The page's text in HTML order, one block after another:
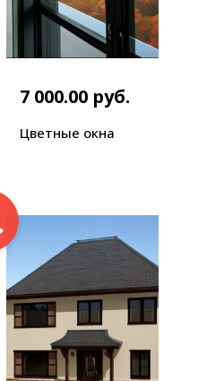
7 000.00 руб.
Цветные окна